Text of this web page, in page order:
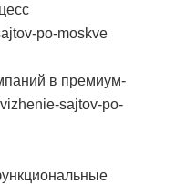
po-moskve
в премиум-
sajtov-po-